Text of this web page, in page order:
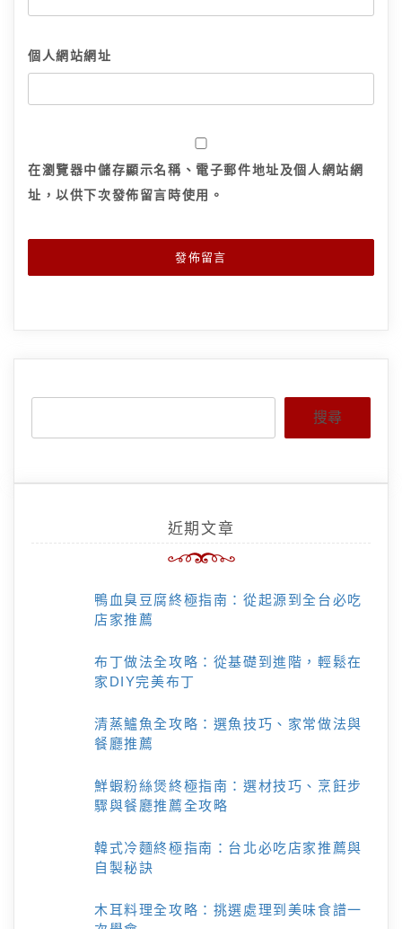
個人網站網址
在瀏覽器中儲存顯示名稱、電子郵件地址及個人網站網
址，以供下次發佈留言時使用。
搜尋
近期文章
鴨血臭豆腐終極指南：從起源到全台必吃
店家推薦
布丁做法全攻略：從基礎到進階，輕鬆在
家DIY完美布丁
清蒸鱸魚全攻略：選魚技巧、家常做法與
餐廳推薦
鮮蝦粉絲煲終極指南：選材技巧、烹飪步
驟與餐廳推薦全攻略
韓式冷麵終極指南：台北必吃店家推薦與
自製秘訣
木耳料理全攻略：挑選處理到美味食譜一